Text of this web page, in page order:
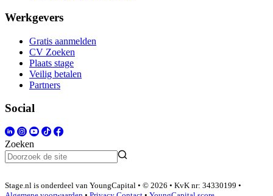
Werkgevers
Gratis aanmelden
CV Zoeken
Plaats stage
Veilig betalen
Partners
Social
Zoeken
Stage.nl is onderdeel van YoungCapital • © 2026 • KvK nr: 34330199 •